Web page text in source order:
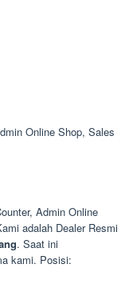
Online Shop, Sales
Admin Online
adalah Dealer Resmi
. Saat ini
kami. Posisi: